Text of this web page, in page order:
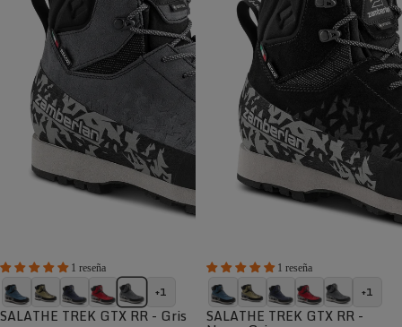
1 reseña
+1
SALATHE TREK GTX RR - Gris
1 reseña
+1
SALATHE TREK GTX RR -